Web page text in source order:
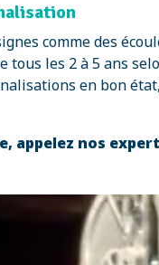
comme des
les 2 à 5 ans
en bon
appelez nos